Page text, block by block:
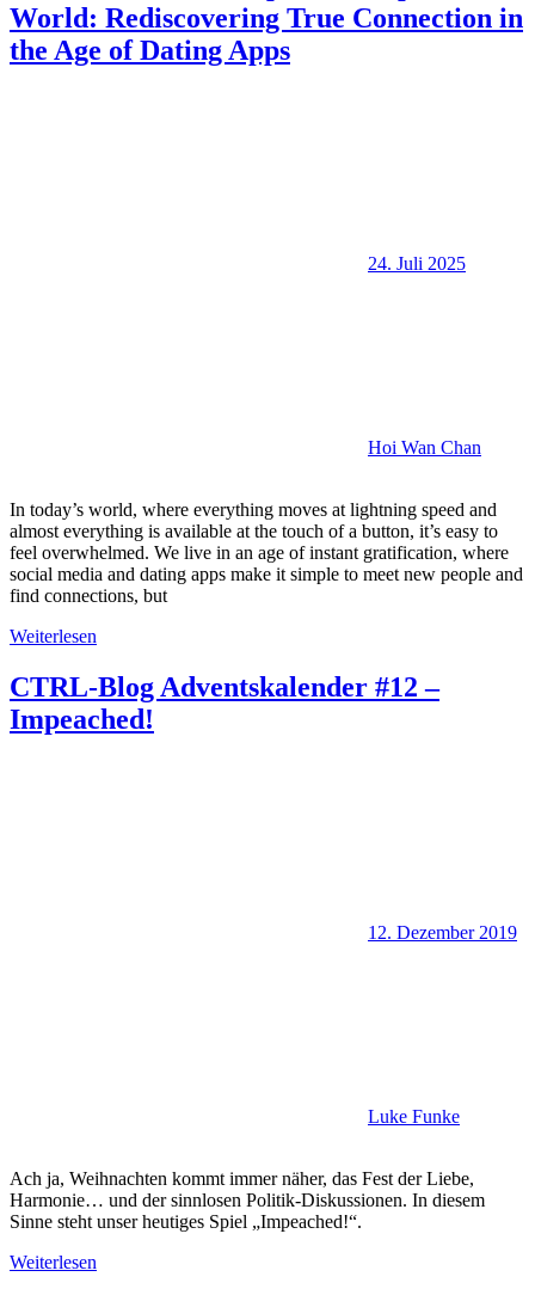
World: Rediscovering True Connection in
the Age of Dating Apps
24. Juli 2025
Hoi Wan Chan
In today’s world, where everything moves at lightning speed and
almost everything is available at the touch of a button, it’s easy to
feel overwhelmed. We live in an age of instant gratification, where
social media and dating apps make it simple to meet new people and
find connections, but
Weiterlesen
CTRL-Blog Adventskalender #12 –
Impeached!
12. Dezember 2019
Luke Funke
Ach ja, Weihnachten kommt immer näher, das Fest der Liebe,
Harmonie… und der sinnlosen Politik-Diskussionen. In diesem
Sinne steht unser heutiges Spiel „Impeached!“.
Weiterlesen